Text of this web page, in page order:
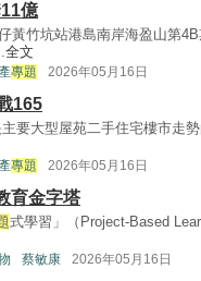
億
黃竹坑站港島南岸海盈山第
全文
專題 2026年05月16日
165
要大型屋苑二手住宅樓市走
專題 2026年05月16日
育金字塔
式學習」（Project-Based
蔡敏康 2026年05月16日